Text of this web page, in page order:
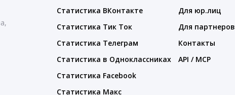
Статистика ВКонтакте
Статистика Тик Ток
Статистика Телеграм
Статистика в Одноклассниках
Статистика Facebook
Статистика Макс
Для юр.лиц
Для партнеров
Контакты
API / MCP